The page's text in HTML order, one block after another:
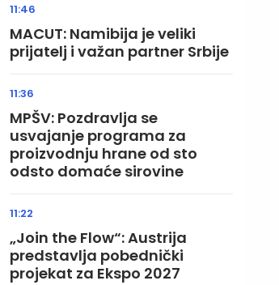
MACUT: Namibija je veliki
prijatelj i važan partner Srbije
11:46
MPŠV: Pozdravlja se
usvajanje programa za
proizvodnju hrane od sto
odsto domaće sirovine
11:36
„Join the Flow“: Austrija
predstavlja pobednički
projekat za Ekspo 2027
11:22